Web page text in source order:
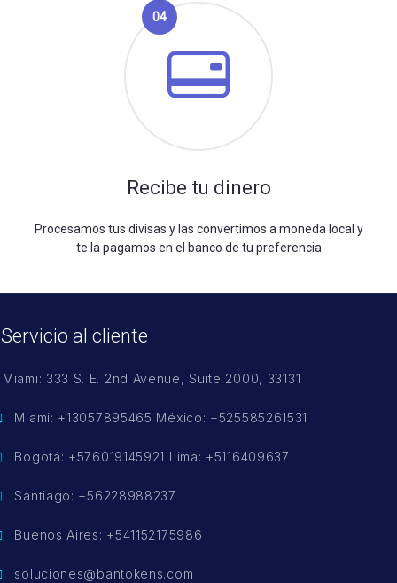
04
Recibe tu dinero
Procesamos tus divisas y las convertimos a moneda local y
te la pagamos en el banco de tu preferencia
Servicio al cliente
Miami: 333 S. E. 2nd Avenue, Suite 2000, 33131
Miami: +13057895465 México: +525585261531
Bogotá: +576019145921 Lima: +5116409637
Santiago: +56228988237
Buenos Aires: +541152175986
soluciones@bantokens.com